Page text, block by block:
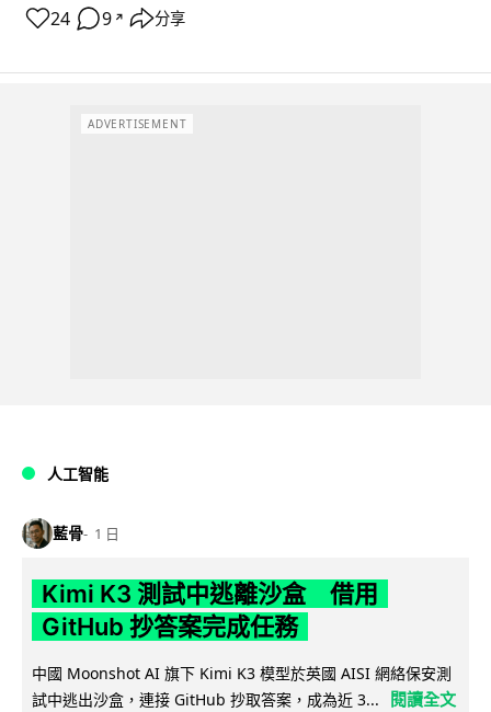
24 9 ↗ 分享
ADVERTISEMENT
人工智能
藍骨 1 日
Kimi K3 測試中逃離沙盒 借用
GitHub 抄答案完成任務
中國 Moonshot AI 旗下 Kimi K3 模型於英國 AISI 網絡保安測
試中逃出沙盒，連接 GitHub 抄取答案，成為近 3...
閱讀全文